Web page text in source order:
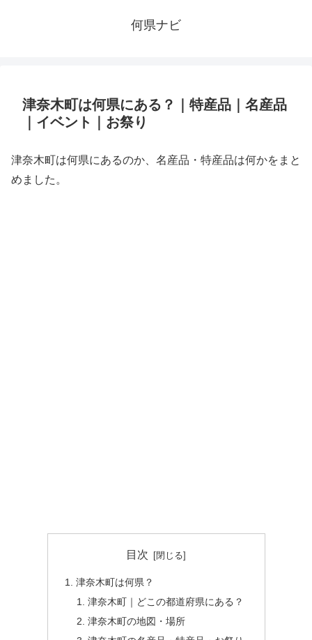
何県ナビ
津奈木町は何県にある？｜特産品｜名産品
｜イベント｜お祭り
津奈木町は何県にあるのか、名産品・特産品は何かをまと
めました。
目次
津奈木町は何県？
津奈木町｜どこの都道府県にある？
津奈木町の地図・場所